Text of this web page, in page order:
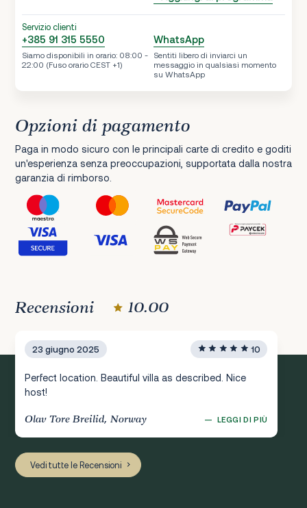
Servizio clienti
+385 91 315 5550
Siamo disponibili in orario: 08:00 -
22:00 (Fuso orario CEST +1)
WhatsApp
Sentiti libero di inviarci un
messaggio in qualsiasi momento
su WhatsApp
Opzioni di pagamento
Paga in modo sicuro con le principali carte di credito e goditi
un'esperienza senza preoccupazioni, supportata dalla nostra
garanzia di rimborso.
Recensioni 10.00
23 giugno 2025 10
Perfect location. Beautiful villa as described. Nice
host!
Olav Tore Breilid, Norway — LEGGI DI PIÙ
Vedi tutte le Recensioni